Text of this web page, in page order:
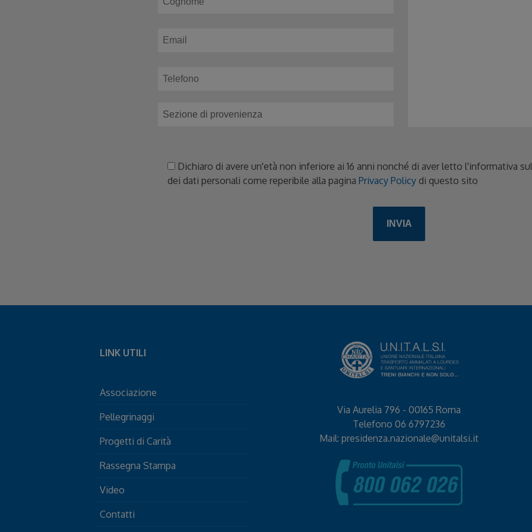
Dichiaro di avere un'età non inferiore ai 16 anni nonché di aver letto l'informativa
dei dati personali come reperibile alla pagina Privacy Policy di questo sito
LINK UTILI
Associazione
Pellegrinaggi
Progetti di Carità
Rassegna Stampa
Video
Contatti
Via Aurelia 796 - 00165 Roma
Telefono 06 6797236
Mail: presidenza.nazionale@unitalsi.it